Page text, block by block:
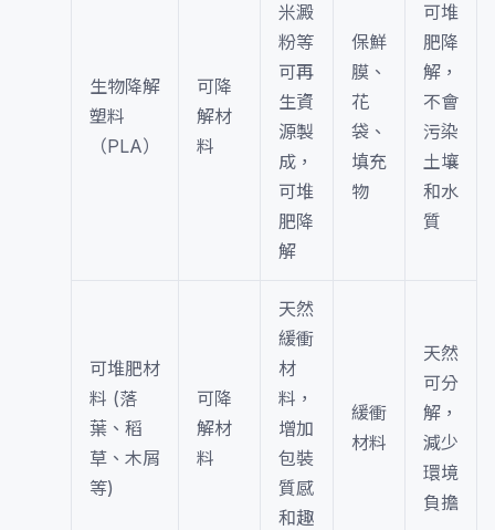
生物降解
塑料
（PLA）
可降
解材
料
米澱
粉等
可再
生資
源製
成，
可堆
肥降
解
保鮮
膜、
花
袋、
填充
物
可堆
肥降
解，
不會
污染
土壤
和水
質
可堆肥材
料 (落
葉、稻
草、木屑
等)
可降
解材
料
天然
緩衝
材
料，
增加
包裝
質感
和趣
緩衝
材料
天然
可分
解，
減少
環境
負擔